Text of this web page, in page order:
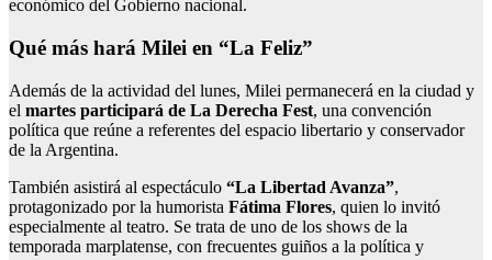
económico del Gobierno nacional.
Qué más hará Milei en “La Feliz”
Además de la actividad del lunes, Milei permanecerá en la ciudad y
el martes participará de La Derecha Fest, una convención
política que reúne a referentes del espacio libertario y conservador
de la Argentina.
También asistirá al espectáculo “La Libertad Avanza”,
protagonizado por la humorista Fátima Flores, quien lo invitó
especialmente al teatro. Se trata de uno de los shows de la
temporada marplatense, con frecuentes guiños a la política y